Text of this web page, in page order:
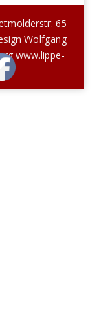
65
Wolfgang
www.lippe-